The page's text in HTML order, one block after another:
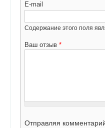
E-mail
Содержание этого поля
Ваш отзыв *
Отправляя